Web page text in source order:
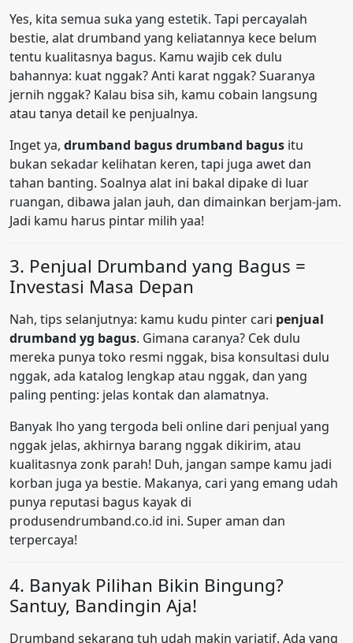
Yes, kita semua suka yang estetik. Tapi percayalah
bestie, alat drumband yang keliatannya kece belum
tentu kualitasnya bagus. Kamu wajib cek dulu
bahannya: kuat nggak? Anti karat nggak? Suaranya
jernih nggak? Kalau bisa sih, kamu cobain langsung
atau tanya detail ke penjualnya.
Inget ya, drumband bagus drumband bagus itu
bukan sekadar kelihatan keren, tapi juga awet dan
tahan banting. Soalnya alat ini bakal dipake di luar
ruangan, dibawa jalan jauh, dan dimainkan berjam-jam.
Jadi kamu harus pintar milih yaa!
3. Penjual Drumband yang Bagus =
Investasi Masa Depan
Nah, tips selanjutnya: kamu kudu pinter cari penjual
drumband yg bagus. Gimana caranya? Cek dulu
mereka punya toko resmi nggak, bisa konsultasi dulu
nggak, ada katalog lengkap atau nggak, dan yang
paling penting: jelas kontak dan alamatnya.
Banyak lho yang tergoda beli online dari penjual yang
nggak jelas, akhirnya barang nggak dikirim, atau
kualitasnya zonk parah! Duh, jangan sampe kamu jadi
korban juga ya bestie. Makanya, cari yang emang udah
punya reputasi bagus kayak di
produsendrumband.co.id ini. Super aman dan
terpercaya!
4. Banyak Pilihan Bikin Bingung?
Santuy, Bandingin Aja!
Drumband sekarang tuh udah makin variatif. Ada yang